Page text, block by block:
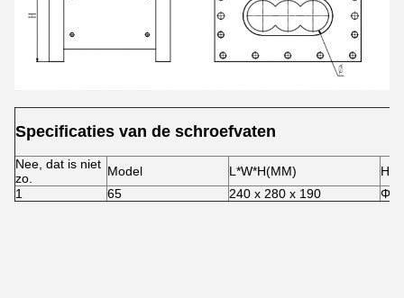
Specificaties van de schroefvaten
Nee, dat is niet
zo.
Model L*W*H(MM)
1
65 240 x 280 x 190 Φ63